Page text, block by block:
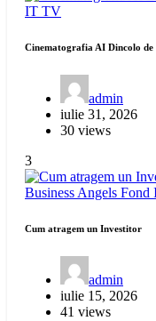
IT TV
Cinematografia AI Dincolo
admin
iulie 31, 2026
30 views
3
Business Angels Fond
Cum atragem un Investitor
admin
iulie 15, 2026
41 views